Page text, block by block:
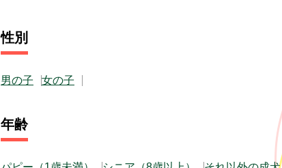
性別
男の子 女の子
年齢